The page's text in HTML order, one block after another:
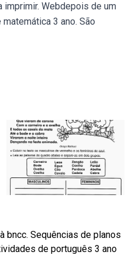
imprimir. Webdepois de um
3 ano. São
bncc. Sequências de planos
de português 3 ano